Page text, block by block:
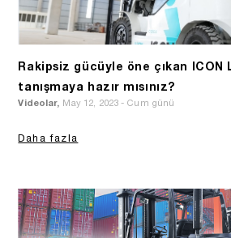
Rakipsiz gücüyle öne çıkan ICON
tanışmaya hazır mısınız?
Videolar, May 12, 2023 - Cum günü
Daha fazla